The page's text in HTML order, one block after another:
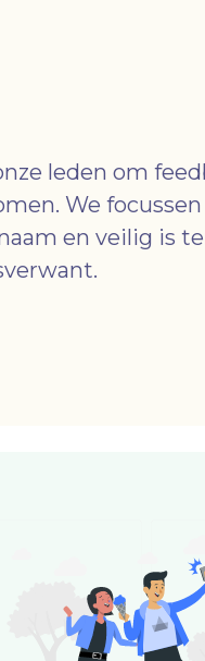
leden om
We focussen
en veilig is